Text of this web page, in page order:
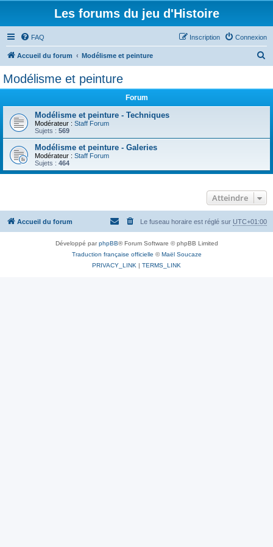
Les forums du jeu d'Histoire
FAQ Connexion
Inscription
Accueil du forum Modélisme et peinture
e
Modélisme et peinture
Forum
Modélisme et peinture - Techniques
Modérateur : Staff Forum
Sujets : 569
Modélisme et peinture - Galeries
Modérateur : Staff Forum
Sujets : 464
Atteindre
Accueil du forum Le fuseau horaire est réglé sur UTC+01:00
Développé parphpBB® Forum Software © phpBB Limited
Traduction française officielle ©Maël Soucaze
PRIVACY_LINK | TERMS_LINK